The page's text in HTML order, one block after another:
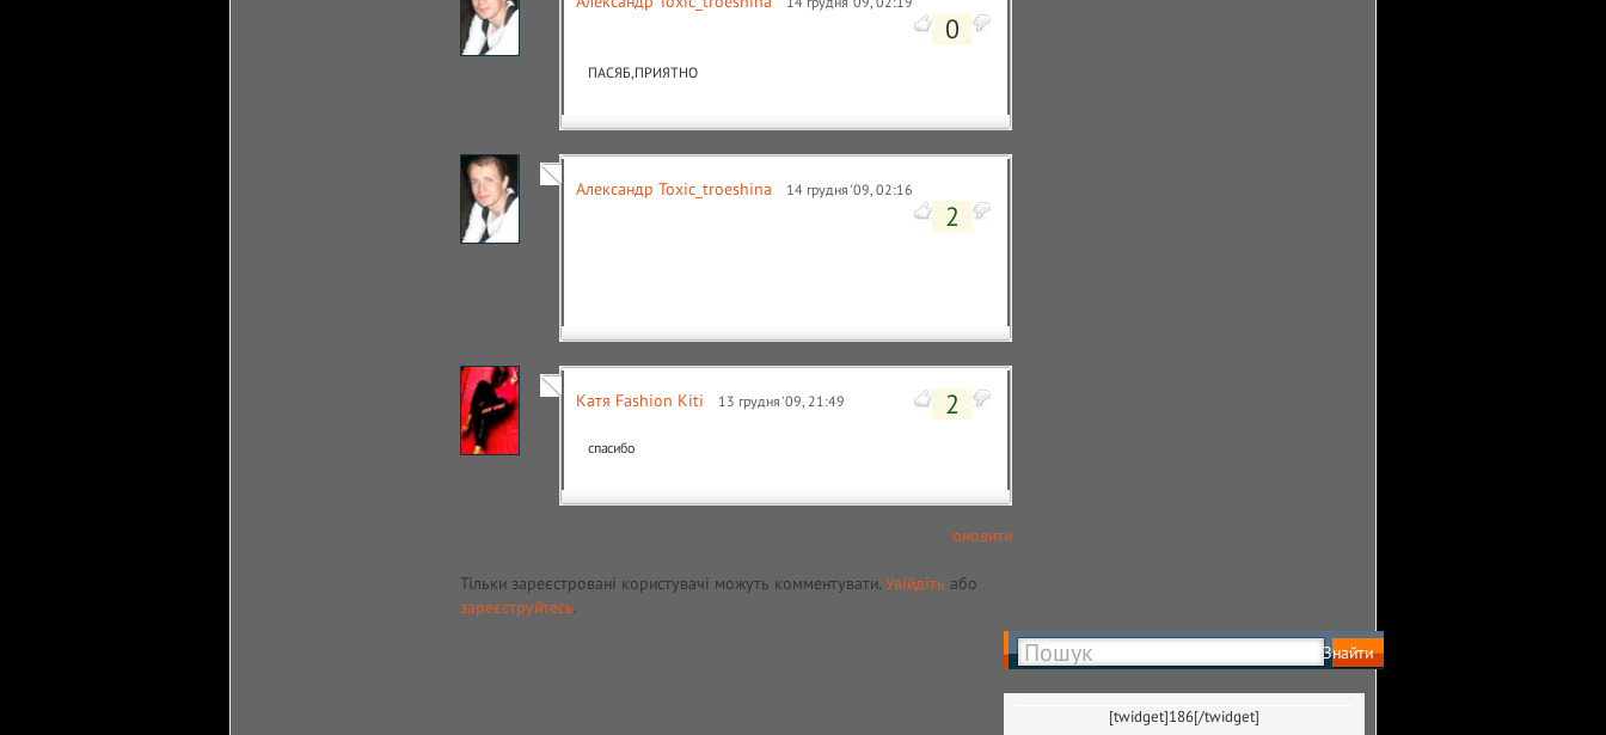
0
ПАСЯБ,ПРИЯТНО
Александр Toxic_troeshina 14 грудня '09, 02:16
2
Катя Fashion Kiti 13 грудня '09, 21:49 2
спасибо
оновити
Тільки зареєстровані користувачі можуть комментувати. Увійдіть або
зареєструйтесь.
[twidget]186[/twidget]